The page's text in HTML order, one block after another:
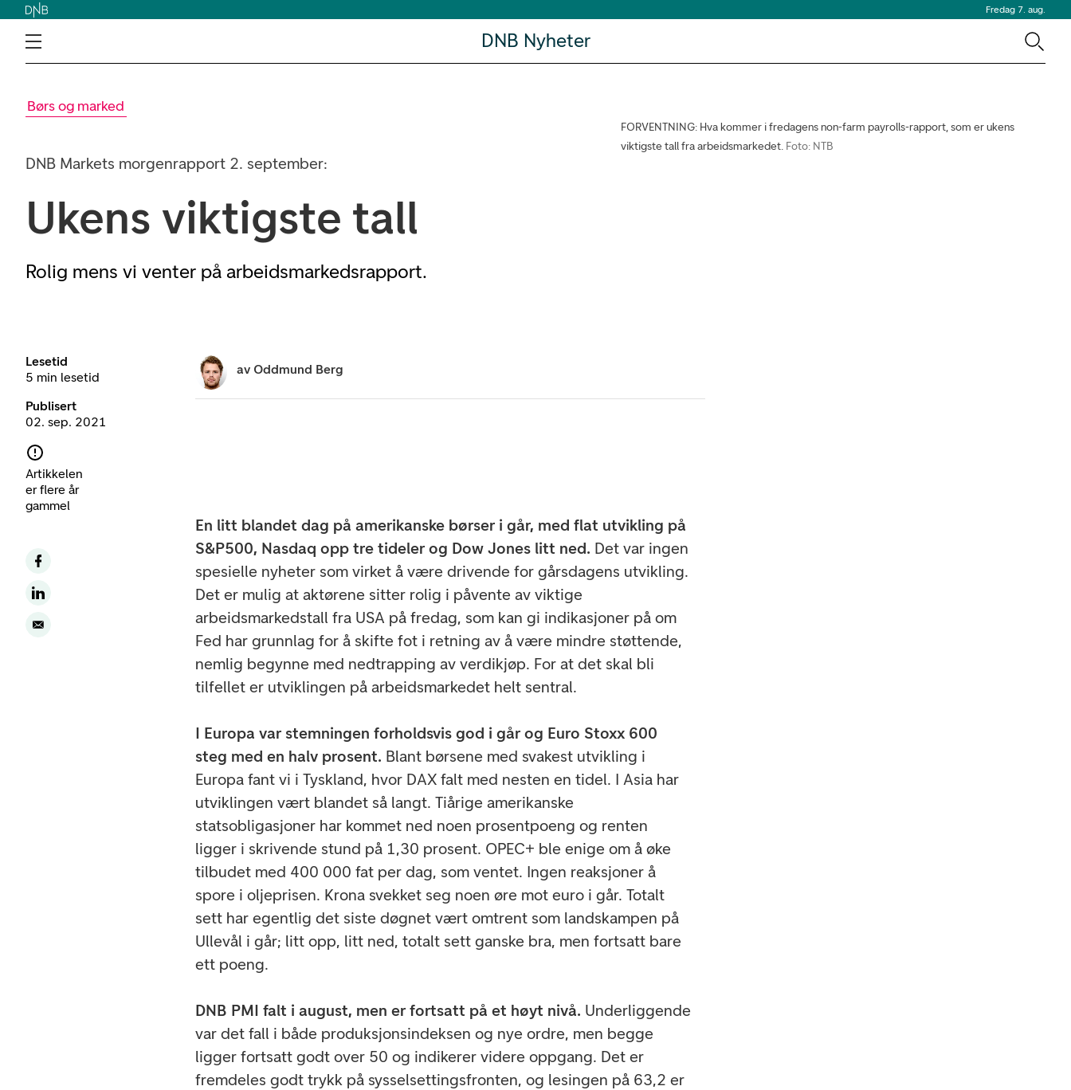
Fredag 7. aug.
DNB Nyheter
Børs og marked
DNB Markets morgenrapport 2. september:
Ukens viktigste tall
Rolig mens vi venter på arbeidsmarkedsrapport.
FORVENTNING: Hva kommer i fredagens non-farm payrolls-rapport, som er ukens
viktigste tall fra arbeidsmarkedet. Foto: NTB
Lesetid
5 min lesetid
Publisert
02. sep. 2021
Artikkelen
er flere år
gammel
av Oddmund Berg
En litt blandet dag på amerikanske børser i går, med flat utvikling på
S&P500, Nasdaq opp tre tideler og Dow Jones litt ned. Det var ingen
spesielle nyheter som virket å være drivende for gårsdagens utvikling.
Det er mulig at aktørene sitter rolig i påvente av viktige
arbeidsmarkedstall fra USA på fredag, som kan gi indikasjoner på om
Fed har grunnlag for å skifte fot i retning av å være mindre støttende,
nemlig begynne med nedtrapping av verdikjøp. For at det skal bli
tilfellet er utviklingen på arbeidsmarkedet helt sentral.
I Europa var stemningen forholdsvis god i går og Euro Stoxx 600
steg med en halv prosent. Blant børsene med svakest utvikling i
Europa fant vi i Tyskland, hvor DAX falt med nesten en tidel. I Asia har
utviklingen vært blandet så langt. Tiårige amerikanske
statsobligasjoner har kommet ned noen prosentpoeng og renten
ligger i skrivende stund på 1,30 prosent. OPEC+ ble enige om å øke
tilbudet med 400 000 fat per dag, som ventet. Ingen reaksjoner å
spore i oljeprisen. Krona svekket seg noen øre mot euro i går. Totalt
sett har egentlig det siste døgnet vært omtrent som landskampen på
Ullevål i går; litt opp, litt ned, totalt sett ganske bra, men fortsatt bare
ett poeng.
DNB PMI falt i august, men er fortsatt på et høyt nivå. Underliggende
var det fall i både produksjonsindeksen og nye ordre, men begge
ligger fortsatt godt over 50 og indikerer videre oppgang. Det er
fremdeles godt trykk på sysselsettingsfronten, og lesingen på 63,2 er